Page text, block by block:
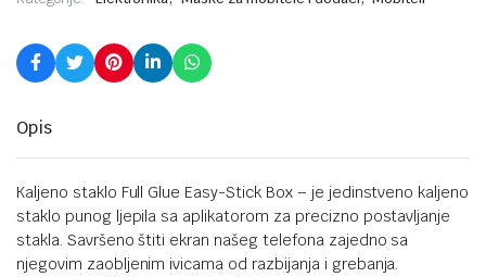
Opis
Kaljeno staklo Full Glue Easy-Stick Box – je jedinstveno kaljeno
staklo punog ljepila sa aplikatorom za precizno postavljanje
stakla. Savršeno štiti ekran našeg telefona zajedno sa
njegovim zaobljenim ivicama od razbijanja i grebanja.